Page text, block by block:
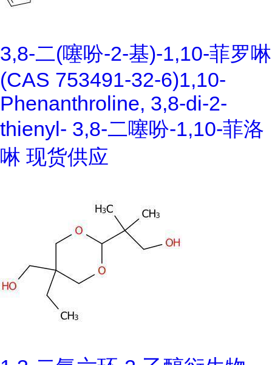
3,8-二(噻吩-2-基)-1,10-菲罗啉
(CAS 753491-32-6)1,10-
Phenanthroline, 3,8-di-2-
thienyl- 3,8-二噻吩-1,10-菲洛
啉 现货供应